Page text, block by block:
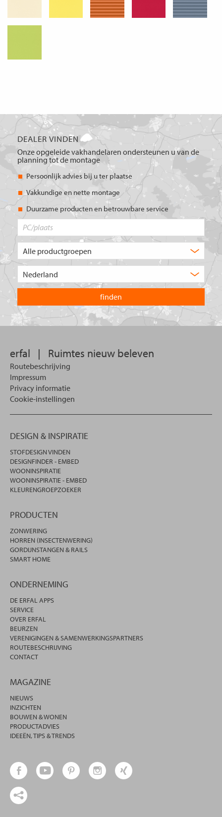
DEALER VINDEN
Onze opgeleide vakhandelaren ondersteunen u van de
planning tot de montage
Persoonlijk advies bij u ter plaatse
Vakkundige en nette montage
Duurzame producten en betrouwbare service
product
u?
land
waarin
u
wilt
zoeken.
erfal | Ruimtes nieuw beleven
Routebeschrijving
Impressum
Privacy informatie
Cookie-instellingen
DESIGN & INSPIRATIE
STOFDESIGN VINDEN
DESIGNFINDER - EMBED
WOONINSPIRATIE
WOONINSPIRATIE - EMBED
KLEURENGROEPZOEKER
PRODUCTEN
ZONWERING
HORREN (INSECTENWERING)
GORDIJNSTANGEN & RAILS
SMART HOME
ONDERNEMING
DE ERFAL APPS
SERVICE
OVER ERFAL
BEURZEN
VERENIGINGEN & SAMENWERKINGSPARTNERS
ROUTEBESCHRIJVING
CONTACT
MAGAZINE
NIEUWS
INZICHTEN
BOUWEN & WONEN
PRODUCTADVIES
IDEEËN, TIPS & TRENDS